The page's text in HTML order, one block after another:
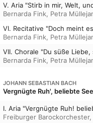
V. Aria "Stirb in mir, Welt,
Bernarda Fink, Petra
VI. Recitative "Doch meint
Bernarda Fink, Petra
VII. Chorale "Du süße
Bernarda Fink, Petra
JOHANN SEBASTIAN BACH
Vergnügte Ruh', beliebte
I. Aria "Vergnügte Ruh!
Freiburger Barockorchester,